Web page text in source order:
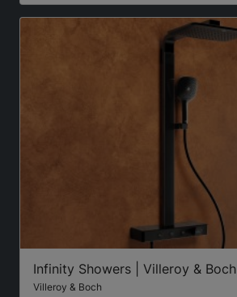
Infinity Showers | Villeroy & Boch
Villeroy & Boch